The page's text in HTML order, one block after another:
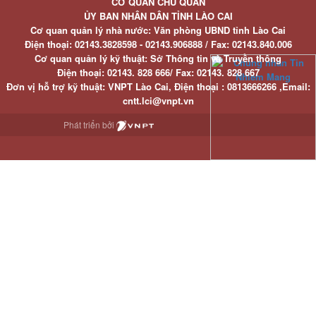
ỦY BAN NHÂN DÂN TỈNH LÀO CAI
Cơ quan quản lý nhà nước: Văn phòng UBND tỉnh Lào Cai
Điện thoại:02143.3828598 - 02143.906888 / Fax:02143.840.006
Cơ quan quản lý kỹ thuật: Sở Thông tin và Truyền thông
Điện thoại:02143. 828 666/ Fax:02143. 828 667
Đơn vị hỗ trợ kỹ thuật: VNPT Lào Cai, Điện thoại : 0813666266 ,Email:
cntt.lci@vnpt.vn
Phát triển bởi